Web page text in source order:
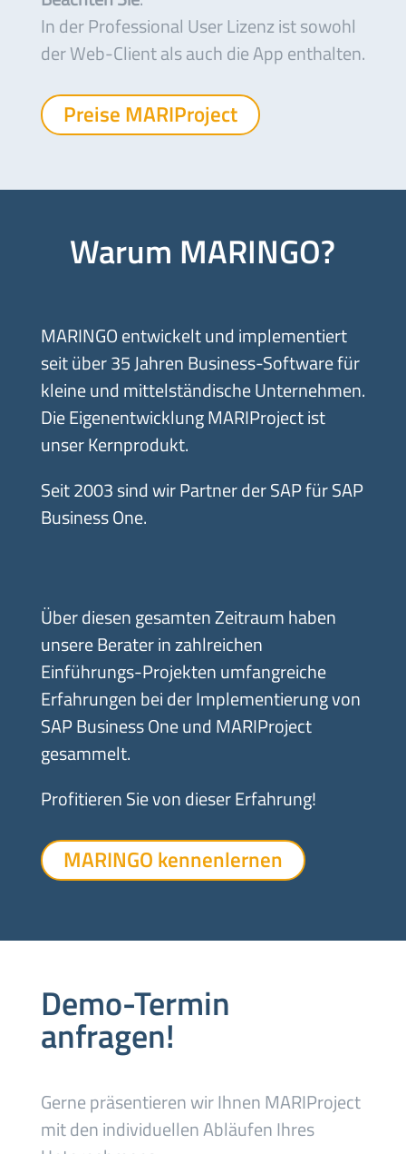
In der Professional User Lizenz ist sowohl
der Web-Client als auch die App enthalten.
Preise MARIProject
Warum MARINGO?
MARINGO entwickelt und implementiert
seit über 35 Jahren Business-Software für
kleine und mittelständische Unternehmen.
Die Eigenentwicklung MARIProject ist
unser Kernprodukt.
Seit 2003 sind wir Partner der SAP für SAP
Business One.
Über diesen gesamten Zeitraum haben
unsere Berater in zahlreichen
Einführungs-Projekten umfangreiche
Erfahrungen bei der Implementierung von
SAP Business One und MARIProject
gesammelt.
Profitieren Sie von dieser Erfahrung!
MARINGO kennenlernen
Demo-Termin
anfragen!
Gerne präsentieren wir Ihnen MARIProject
mit den individuellen Abläufen Ihres